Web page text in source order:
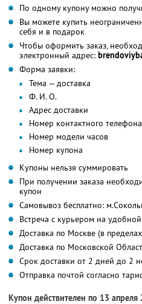
По одному купону можно
Вы можете купить
себя и в подарок
Чтобы оформить заказ,
электронный адрес:
Форма заявки:
Тема — доставка
Ф. И. О.
Адрес доставки
Номер контактного телефона
Номер модели часов
Номер купона
Купоны нельзя суммировать
При получении заказа
купон
Самовывоз бесплатно:
Встреча с курьером на
Доставка по Москве (в
Доставка по Московской
Срок доставки от 2 дней до 2
Отправка почтой согласно
Купон действителен по 13